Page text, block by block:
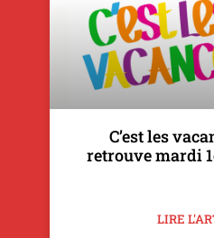
C’est les
retrouve mardi
LIRE